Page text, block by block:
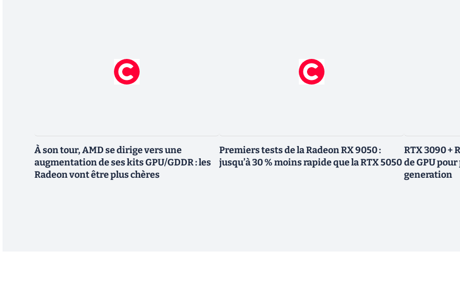
À son tour, AMD se dirige vers une
augmentation de ses kits GPU/GDDR : les
Radeon vont être plus chères
Premiers tests de la Radeon RX 9050 :
jusqu’à 30 % moins rapide que la RTX 5050
RTX 3090 +
de GPU
generation